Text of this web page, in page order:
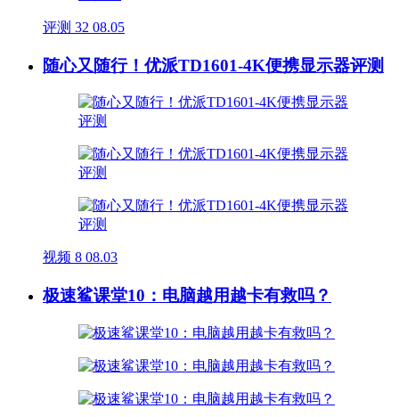
评测 32 08.05
随心又随行！优派TD1601-4K便携显示器评测
视频 8 08.03
极速鲨课堂10：电脑越用越卡有救吗？